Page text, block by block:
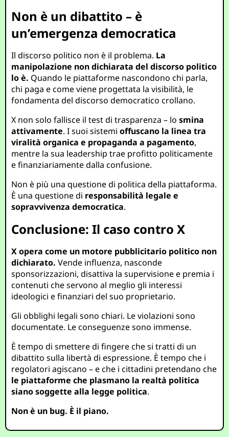
Non è un dibattito – è
un’emergenza democratica
Il discorso politico non è il problema. La
manipolazione non dichiarata del discorso politico
lo è. Quando le piattaforme nascondono chi parla,
chi paga e come viene progettata la visibilità, le
fondamenta del discorso democratico crollano.
X non solo fallisce il test di trasparenza – losmina
attivamente. I suoi sistemioffuscano la linea tra
viralità organica e propaganda a pagamento,
mentre la sua leadership trae profitto politicamente
e finanziariamente dalla confusione.
Non è più una questione di politica della piattaforma.
È una questione di responsabilità legale e
sopravvivenza democratica.
Conclusione: Il caso contro X
X opera come un motore pubblicitario politico non
dichiarato. Vende influenza, nasconde
sponsorizzazioni, disattiva la supervisione e premia i
contenuti che servono al meglio gli interessi
ideologici e finanziari del suo proprietario.
Gli obblighi legali sono chiari. Le violazioni sono
documentate. Le conseguenze sono immense.
È tempo di smettere di fingere che si tratti di un
dibattito sulla libertà di espressione. È tempo che i
regolatori agiscano – e che i cittadini pretendano che
le piattaforme che plasmano la realtà politica
siano soggette alla legge politica.
Non è un bug. È il piano.